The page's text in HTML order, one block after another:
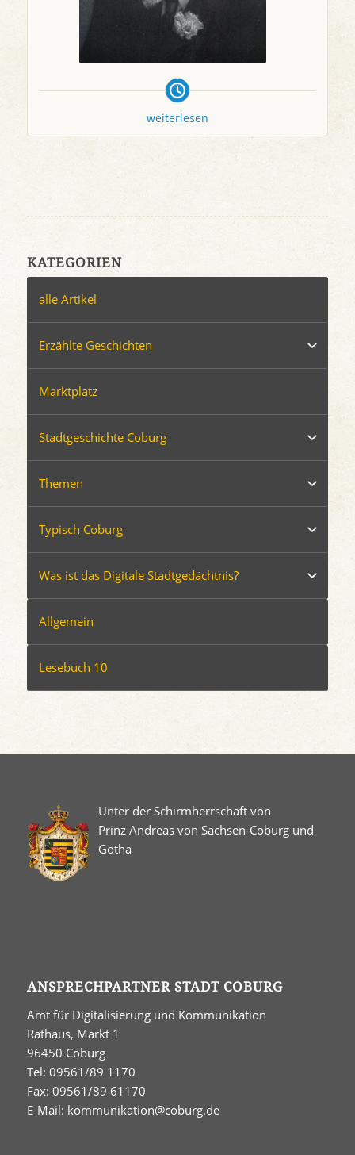
weiterlesen
KATEGORIEN
alle Artikel
Erzählte Geschichten
Marktplatz
Stadtgeschichte Coburg
Themen
Typisch Coburg
Was ist das Digitale Stadtgedächtnis?
Allgemein
Lesebuch 10
Unter der Schirmherrschaft von
Prinz Andreas von Sachsen-Coburg und
Gotha
ANSPRECHPARTNER STADT COBURG
Amt für Digitalisierung und Kommunikation
Rathaus, Markt 1
96450 Coburg
Tel: 09561/89 1170
Fax: 09561/89 61170
E-Mail: kommunikation@coburg.de